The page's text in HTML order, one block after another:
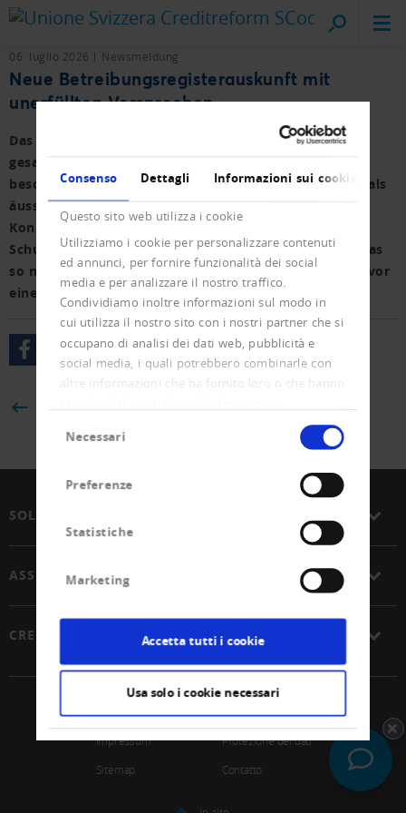
Consenso Dettagli Informazioni sui cookie
Questo sito web utilizza i cookie
Utilizziamo i cookie per personalizzare contenuti
ed annunci, per fornire funzionalità dei social
media e per analizzare il nostro traffico.
Condividiamo inoltre informazioni sul modo in
cui utilizza il nostro sito con i nostri partner che si
occupano di analisi dei dati web, pubblicità e
social media, i quali potrebbero combinarle con
altre informazioni che ha fornito loro o che hanno
delNecessari
Preferenze
Statistiche
Marketing
Accetta tutti i cookie
Usa solo i cookie necessari
Creditreform
sul posto
06. luglio 2026 Newsmeldung
Neue Betreibungsregisterauskunft mit
unerfüllten Versprechen
Das Parlament hat die Einführung einer
gesamtschweizerischen Betreibungsauskunft
beschlossen. Im «Beobachter» wird dieser Entscheid als
äusserst wirksame Bekämpfungsmassnahme gegen
Konkursreiterei, Mietnomadismus und
Schuldentourismus gelobt. Das ist ein Versprechen, das
so nicht eingelöst werden kann. Es braucht nach wie vor
eine Bonitätsprüfung.
BACK
SOLUZIONI
ASSOCIAZIONE
CREDITREFORM
Impressum
Protezione dei dati
Sitemap
Contatto